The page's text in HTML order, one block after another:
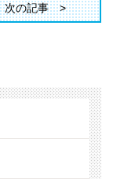
次の記事